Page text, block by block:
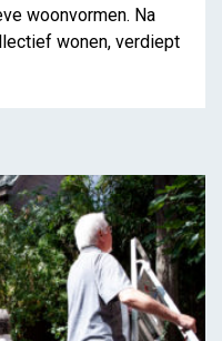
woonvormen. Na
wonen, verdiept